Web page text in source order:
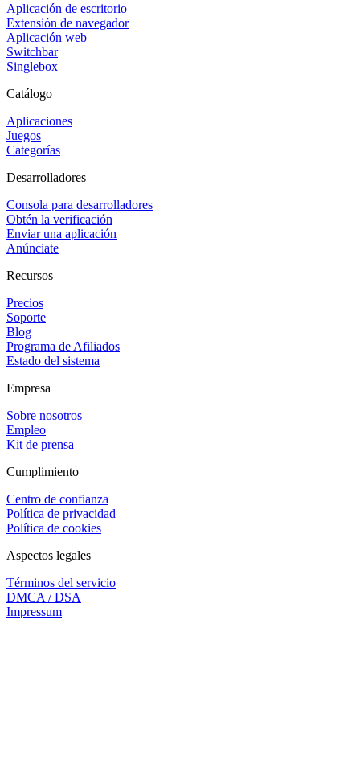
Aplicación de escritorio
Extensión de navegador
Aplicación web
Switchbar
Singlebox
Catálogo
Aplicaciones
Juegos
Categorías
Desarrolladores
Consola para desarrolladores
Obtén la verificación
Enviar una aplicación
Anúnciate
Recursos
Precios
Soporte
Blog
Programa de Afiliados
Estado del sistema
Empresa
Sobre nosotros
Empleo
Kit de prensa
Cumplimiento
Centro de confianza
Política de privacidad
Política de cookies
Aspectos legales
Términos del servicio
DMCA / DSA
Impressum